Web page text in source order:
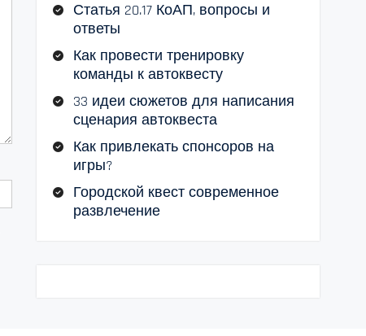
Статья 20.17 КоАП, вопросы и
ответы
Как провести тренировку
команды к автоквесту
33 идеи сюжетов для написания
сценария автоквеста
Как привлекать спонсоров на
игры?
Городской квест современное
развлечение